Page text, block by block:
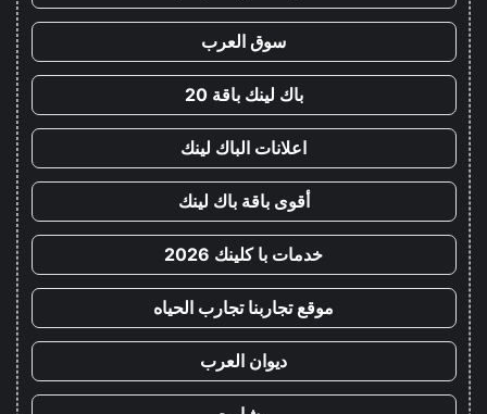
سوق العرب
باك لينك باقة 20
اعلانات الباك لينك
أقوى باقة باك لينك
خدمات با كلينك 2026
موقع تجاربنا تجارب الحياه
ديوان العرب